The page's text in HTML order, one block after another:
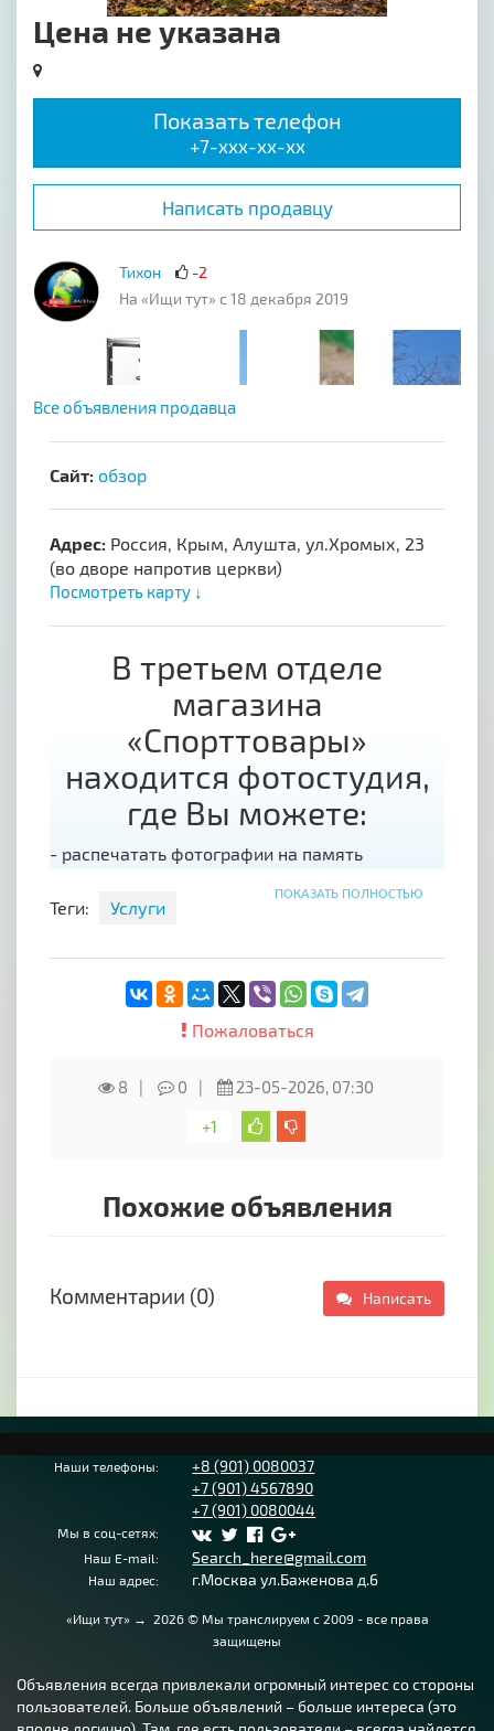
Цена не указана
Показать телефон
+7-xxx-xx-xx
Написать продавцу
Тихон
-2
На «Ищи тут» с 18 декабря 2019
Все объявления продавца
Сайт: обзор
Адрес: Россия, Крым, Алушта, ул.Хромых, 23
(во дворе напротив церкви)
Посмотреть карту ↓
В третьем отделе
магазина
«Спорттовары»
находится фотостудия,
где Вы можете:
- распечатать фотографии на память
- сделать или отредактировать фото,
- работает ламинатор,
- работает ксерокс.
- приобрести сопутствующие товары,
например, альбомы или рамки)
приятной цене!
Также мы проводим выездные съемки свадеб,
дней рождения и различных праздников.
обширный ассортимент товаров для
спортивных занятий, охоты, рыбалки и
В первом отделе
спортом
- рюкзаки разного объема
- камуфляжная одежда
- большой выбор туристического инвентаря
(фонари, газовые горелки и т.д.)
- рыболовное снаряжение (спиннинги,
катушки, лески, шнуры, крючки, груза,
приманка и др.)
ПОКАЗАТЬ ПОЛНОСТЬЮ
Теги: Услуги
Пожаловаться
8 0
23-05-2026, 07:30
+1
Похожие объявления
Комментарии (0) Написать
Наши телефоны:
+8 (901) 0080037
+7 (901) 4567890
+7 (901) 0080044
Мы в соц-сетях:
Наш E-mail:
Search_here@gmail.com
Наш адрес: г.Москва ул.Баженова д.6
«Ищи тут» → 2026© Мы транслируем с 2009 - все права
защищены
Объявления всегда привлекали огромный интерес со стороны
пользователей. Больше объявлений – больше интереса (это